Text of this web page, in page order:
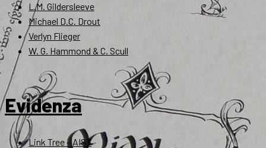
L.M. Gildersleeve
Michael D.C. Drout
Verlyn Flieger
W. G. Hammond & C. Scull
Evidenza
Link Tree – AIST